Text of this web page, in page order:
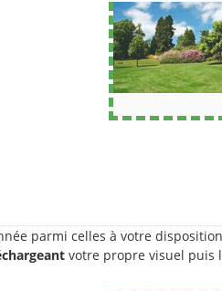
parmi celles à votre
votre propre visuel puis